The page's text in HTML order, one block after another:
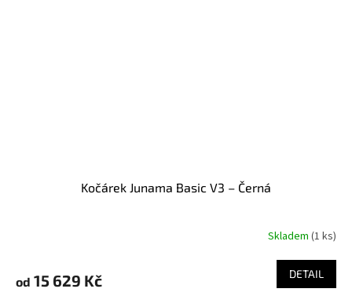
Kočárek Junama Basic V3 – Černá
Skladem (1 ks)
od 15 629 Kč DETAIL